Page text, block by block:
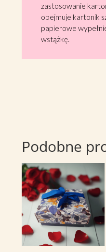
zastosowanie
obejmuje kartonik
papierowe
wstążkę.
Podobne